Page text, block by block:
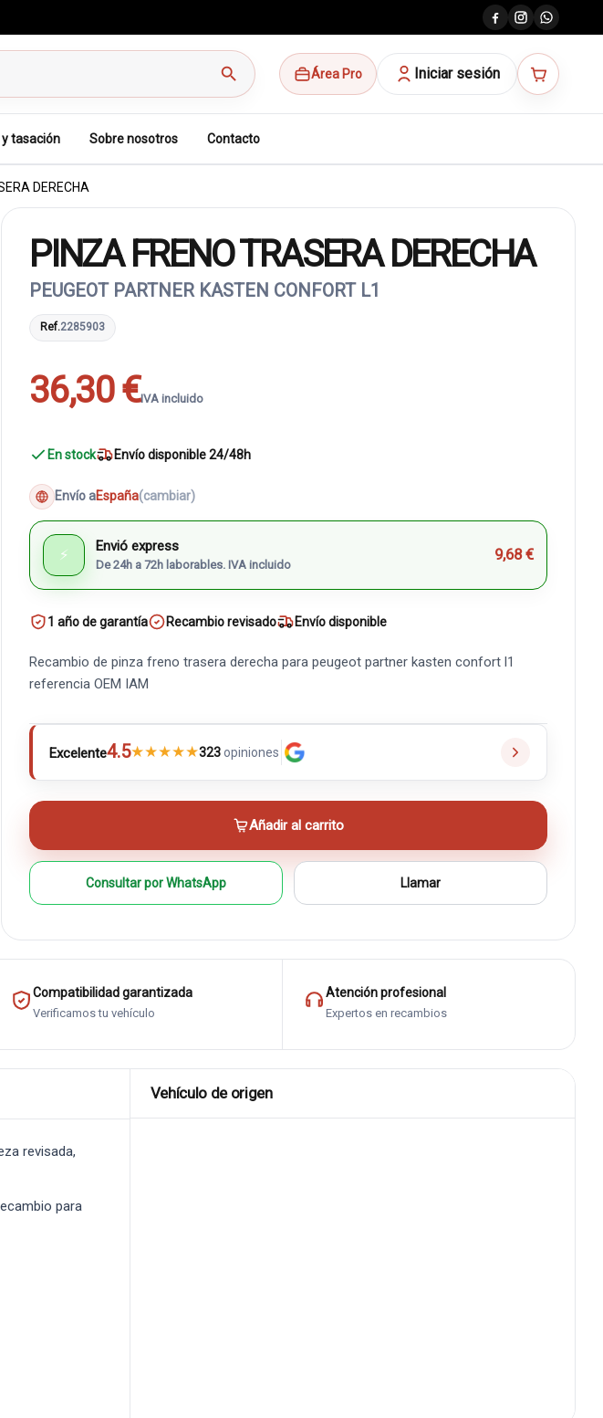
search Área Pro Iniciar sesión
y tasación Sobre nosotros Contacto
DERECHA
PINZA FRENO TRASERA DERECHA
PEUGEOT PARTNER KASTEN CONFORT L1
Ref.2285903
36,30 €IVA incluido
En stock Envío disponible 24/48h
Envío aEspaña(cambiar)
⚡ Envió express
De 24h a 72h laborables. IVA incluido
9,68 €
1 año de garantía Recambio revisado Envío disponible
Recambio de pinza freno trasera derecha para peugeot partner kasten confort l1
referencia OEM IAM
Excelente4.5★★★★★323opiniones
Añadir al carrito
Consultar por WhatsApp Llamar
Compatibilidad garantizada
Verificamos tu vehículo
Atención profesional
Expertos en recambios
revisada,
para
Vehículo de origen